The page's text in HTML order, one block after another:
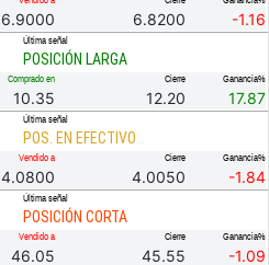
6.9000 6.8200 -1.16
Última señal
POSICIÓN LARGA
Comprado en
10.35
Cierre
12.20
Ganancia%
17.87
Última señal
POS. EN EFECTIVO
Vendido a
4.0800
Cierre
4.0050
Ganancia%
-1.84
Última señal
POSICIÓN CORTA
Vendido a
46.05
Cierre
45.55
Ganancia%
-1.09